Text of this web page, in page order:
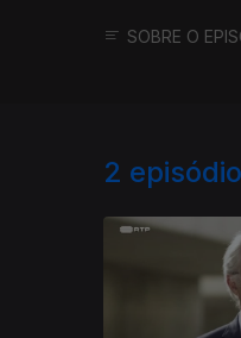
SOBRE O
2
670186